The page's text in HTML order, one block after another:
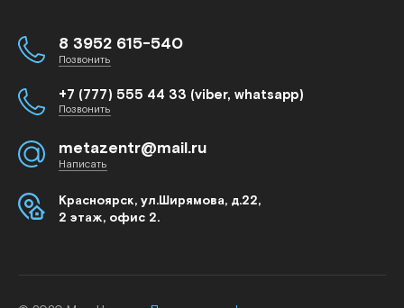
8 3952 615-540
Позвонить
+7 (777) 555 44 33 (viber, whatsapp)
Позвонить
metazentr@mail.ru
Написать
Красноярск, ул.Ширямова, д.22,
2 этаж, офис 2.